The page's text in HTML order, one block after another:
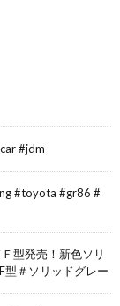
#jdm
#toyota #gr86 #
型発売！新色ソリ
型＃ソリッドグレー